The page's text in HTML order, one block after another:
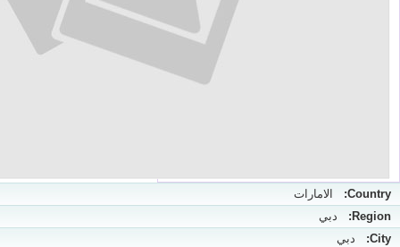
Country:
الامارات
Region:
دبي
City:
دبي